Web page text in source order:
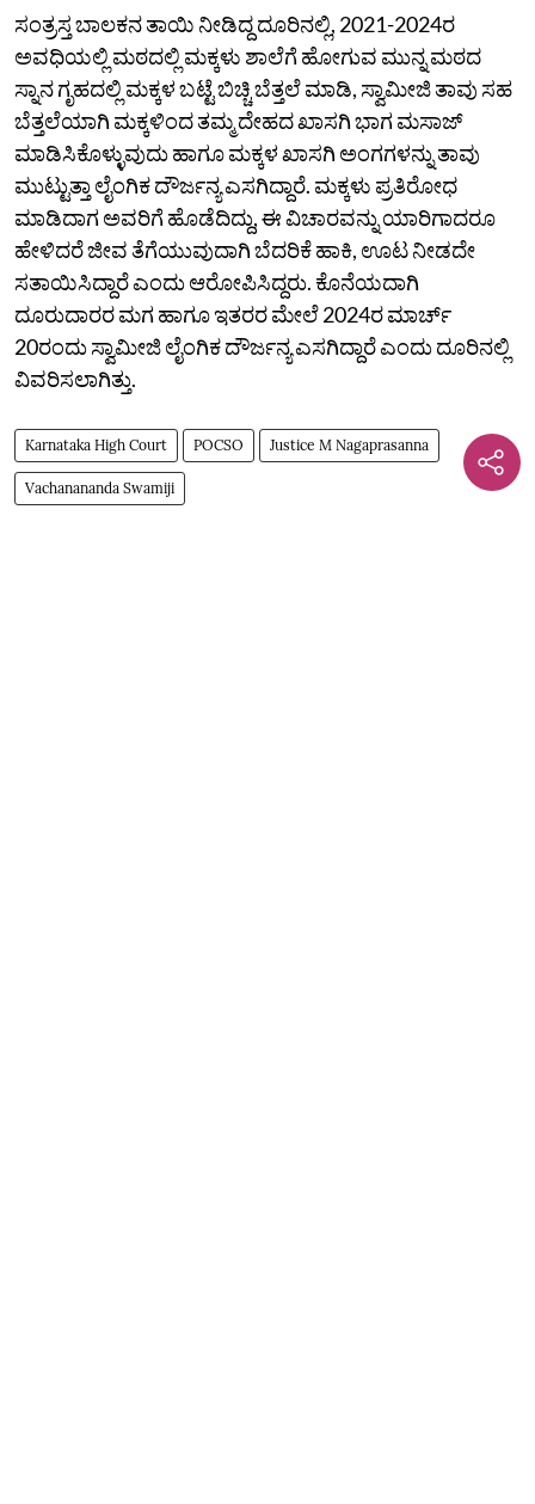
ಸಂತ್ರಸ್ತ ಬಾಲಕನ ತಾಯಿ ನೀಡಿದ್ದ ದೂರಿನಲ್ಲಿ, 2021-2024ರ
ಅವಧಿಯಲ್ಲಿ ಮಠದಲ್ಲಿ ಮಕ್ಕಳು ಶಾಲೆಗೆ ಹೋಗುವ ಮುನ್ನ ಮಠದ
ಸ್ನಾನ ಗೃಹದಲ್ಲಿ ಮಕ್ಕಳ ಬಟ್ಟೆ ಬಿಚ್ಚಿ ಬೆತ್ತಲೆ ಮಾಡಿ, ಸ್ವಾಮೀಜಿ ತಾವು ಸಹ
ಬೆತ್ತಲೆಯಾಗಿ ಮಕ್ಕಳಿಂದ ತಮ್ಮ ದೇಹದ ಖಾಸಗಿ ಭಾಗ ಮಸಾಜ್‌
ಮಾಡಿಸಿಕೊಳ್ಳುವುದು ಹಾಗೂ ಮಕ್ಕಳ ಖಾಸಗಿ ಅಂಗಗಳನ್ನು ತಾವು
ಮುಟ್ಟುತ್ತಾ ಲೈಂಗಿಕ ದೌರ್ಜನ್ಯ ಎಸಗಿದ್ದಾರೆ. ಮಕ್ಕಳು ಪ್ರತಿರೋಧ
ಮಾಡಿದಾಗ ಅವರಿಗೆ ಹೊಡೆದಿದ್ದು, ಈ ವಿಚಾರವನ್ನು ಯಾರಿಗಾದರೂ
ಹೇಳಿದರೆ ಜೀವ ತೆಗೆಯುವುದಾಗಿ ಬೆದರಿಕೆ ಹಾಕಿ, ಊಟ ನೀಡದೇ
ಸತಾಯಿಸಿದ್ದಾರೆ ಎಂದು ಆರೋಪಿಸಿದ್ದರು. ಕೊನೆಯದಾಗಿ
ದೂರುದಾರರ ಮಗ ಹಾಗೂ ಇತರರ ಮೇಲೆ 2024ರ ಮಾರ್ಚ್‌
20ರಂದು ಸ್ವಾಮೀಜಿ ಲೈಂಗಿಕ ದೌರ್ಜನ್ಯ ಎಸಗಿದ್ದಾರೆ ಎಂದು ದೂರಿನಲ್ಲಿ
ವಿವರಿಸಲಾಗಿತ್ತು.
Karnataka High Court POCSO Justice M Nagaprasanna
Vachanananda Swamiji